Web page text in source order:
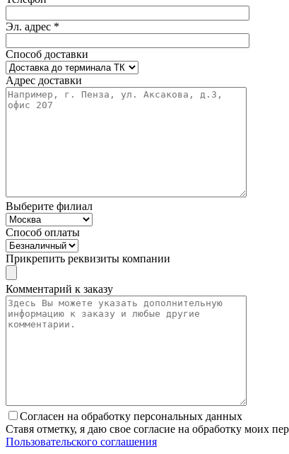
Эл. адрес *
Способ доставки
Адрес доставки
Выберите филиал
Способ оплаты
Прикрепить реквизиты компании
Комментарий к заказу
Согласен на обработку персональных данных
Ставя отметку, я даю свое согласие на обработку моих
Пользовательского соглашения